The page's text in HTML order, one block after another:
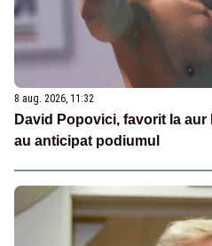
8 aug. 2026, 11:32
David Popovici, favorit la
au anticipat podiumul